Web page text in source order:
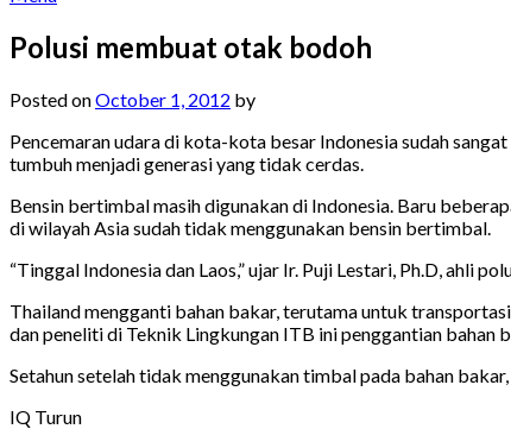
Polusi membuat otak bodoh
Posted onOctober 1, 2012 by
Pencemaran udara di kota-kota besar Indonesia sudah
tumbuh menjadi generasi yang tidak cerdas.
Bensin bertimbal masih digunakan di Indonesia. Baru
di wilayah Asia sudah tidak menggunakan bensin bertimbal.
“Tinggal Indonesia dan Laos,” ujar Ir. Puji Lestari, Ph.D, ahli
Thailand mengganti bahan bakar, terutama untuk
dan peneliti di Teknik Lingkungan ITB ini penggantian
Setahun setelah tidak menggunakan timbal pada bahan
IQ Turun